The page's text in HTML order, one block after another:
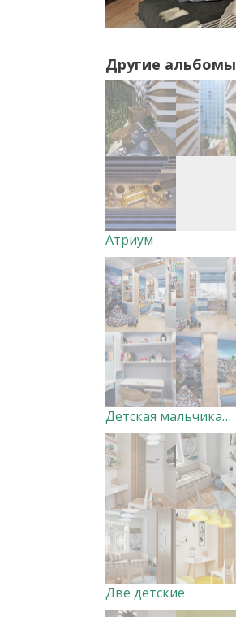
Другие альбомы
Атриум
Детская мальчика виз
Две детские